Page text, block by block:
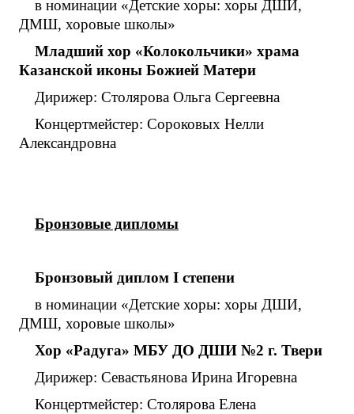
в номинации «Детские хоры: хоры ДШИ,
ДМШ, хоровые школы»
Младший хор «Колокольчики» храма
Казанской иконы Божией Матери
Дирижер: Столярова Ольга Сергеевна
Концертмейстер: Сороковых Нелли
Александровна
Бронзовые дипломы
Бронзовый диплом I степени
в номинации «Детские хоры: хоры ДШИ,
ДМШ, хоровые школы»
Хор «Радуга» МБУ ДО ДШИ №2 г. Твери
Дирижер: Севастьянова Ирина Игоревна
Концертмейстер: Столярова Елена